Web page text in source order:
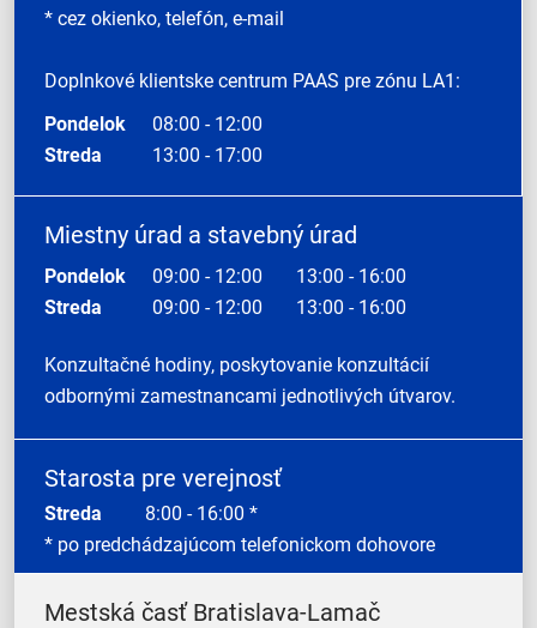
* cez okienko, telefón, e-mail
Doplnkové klientske centrum PAAS pre zónu LA1:
Pondelok
08:00 - 12:00
Streda
13:00 - 17:00
Miestny úrad a stavebný úrad
Pondelok 09:00 - 12:00
13:00 - 16:00
Streda
09:00 - 12:00 13:00 - 16:00
Konzultačné hodiny, poskytovanie konzultácií
odbornými zamestnancami jednotlivých útvarov.
Starosta pre verejnosť
Streda 8:00 - 16:00 *
* po predchádzajúcom telefonickom dohovore
Mestská časť Bratislava-Lamač